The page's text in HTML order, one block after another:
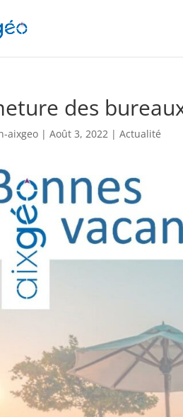
des
aixgeo |Août 3, 2022 |Actualité